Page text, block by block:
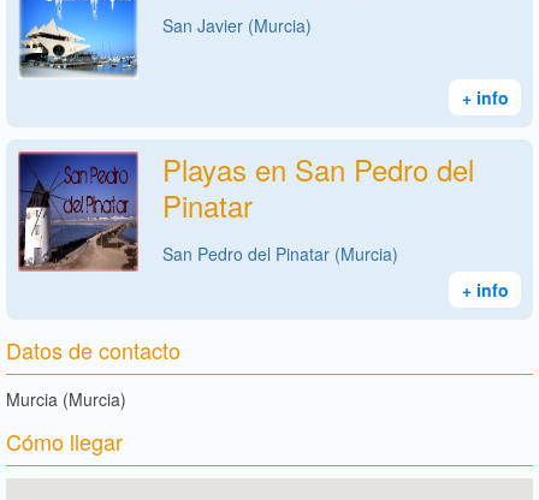
San Javier (Murcia)
+ info
Playas en San Pedro del
Pinatar
San Pedro del Pinatar (Murcia)
+ info
Datos de contacto
Murcia (Murcia)
Cómo llegar